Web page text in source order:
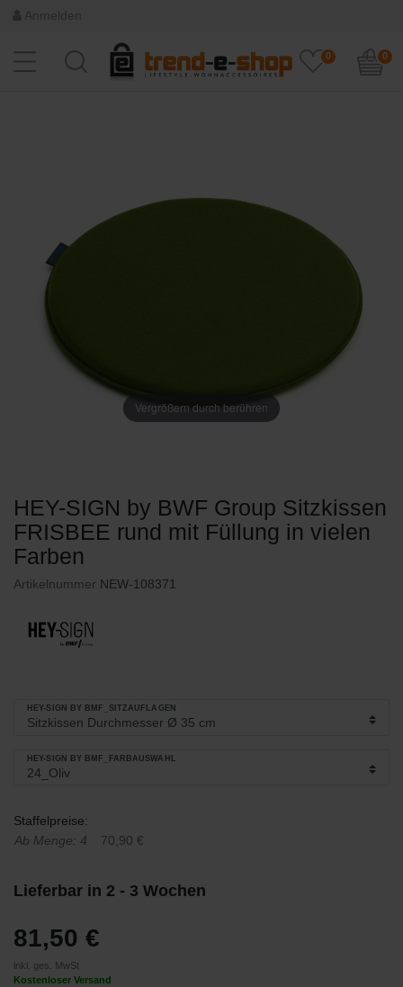
0 0
Vergrößern durch berühren
HEY-SIGN by BWF Group Sitzkissen
FRISBEE rund mit Füllung in vielen
Farben
Artikelnummer NEW-108371
HEY-SIGN BY BMF_SITZAUFLAGEN
HEY-SIGN BY BMF_FARBAUSWAHL
Staffelpreise:
Ab Menge: 4
70,90 €
Lieferbar in 2 - 3 Wochen
81,50 €
inkl. ges. MwSt
Kostenloser Versand